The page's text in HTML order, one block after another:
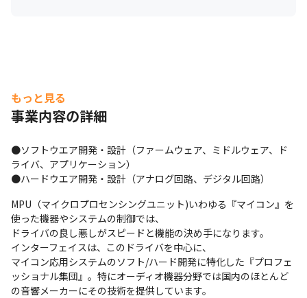
もっと見る
事業内容の詳細
●ソフトウエア開発・設計（ファームウェア、ミドルウェア、ド
ライバ、アプリケーション）
●ハードウエア開発・設計（アナログ回路、デジタル回路）
MPU（マイクロプロセンシングユニット)いわゆる『マイコン』を
使った機器やシステムの制御では、
ドライバの良し悪しがスピードと機能の決め手になります。
インターフェイスは、このドライバを中心に、
マイコン応用システムのソフト/ハード開発に特化した『プロフェ
ッショナル集団』。特にオーディオ機器分野では国内のほとんど
の音響メーカーにその技術を提供しています。